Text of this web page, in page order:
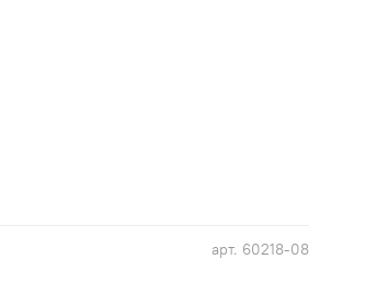
арт. 60218-08